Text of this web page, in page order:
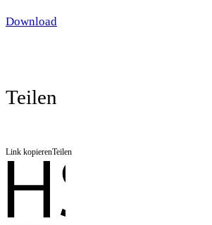
Download
Teilen
Link kopierenTeilen